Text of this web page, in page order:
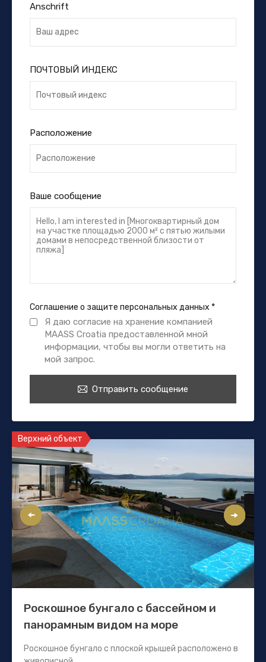
Anschrift
ПОЧТОВЫЙ ИНДЕКС
Расположение
Ваше сообщение
Соглашение о защите персональных данных *
Я даю согласие на хранение компанией
MAASS Croatia предоставленной мной
информации, чтобы вы могли ответить на
мой запрос.
Отправить сообщение
Верхний объект
Роскошное бунгало с бассейном и
панорамным видом на море
Роскошное бунгало с плоской крышей расположено в